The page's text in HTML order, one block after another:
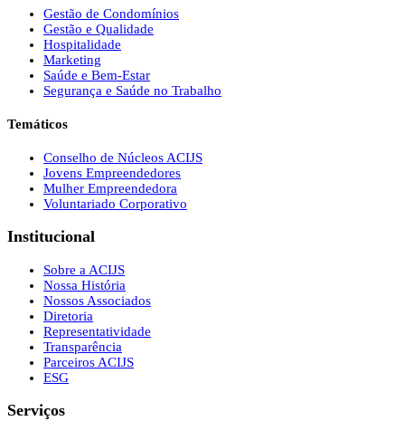
Gestão de Condomínios
Gestão e Qualidade
Hospitalidade
Marketing
Saúde e Bem-Estar
Segurança e Saúde no Trabalho
Temáticos
Conselho de Núcleos ACIJS
Jovens Empreendedores
Mulher Empreendedora
Voluntariado Corporativo
Institucional
Sobre a ACIJS
Nossa História
Nossos Associados
Diretoria
Representatividade
Transparência
Parceiros ACIJS
ESG
Serviços